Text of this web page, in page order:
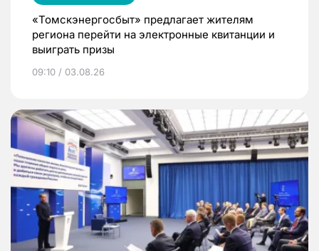
«Томскэнергосбыт» предлагает жителям
региона перейти на электронные квитанции и
выиграть призы
09:10 / 03.08.26